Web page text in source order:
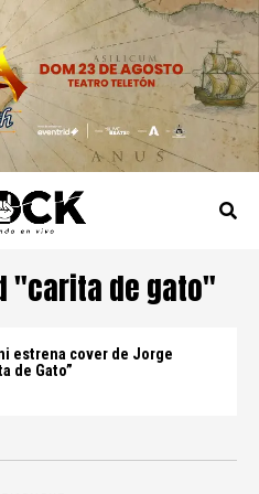
"carita de gato"
estrena cover de Jorge
de Gato”